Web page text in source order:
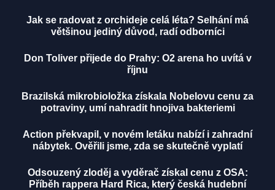
Jak se radovat z orchideje celá léta? Selhání má
většinou jediný důvod, radí odborníci
Don Toliver přijede do Prahy: O2 arena ho uvítá v
říjnu
Brazilská mikrobioložka získala Nobelovu cenu za
potraviny, umí nahradit hnojiva bakteriemi
Action překvapil, v novém letáku nabízí i zahradní
nábytek. Ověřili jsme, zda se skutečně vyplatí
Odsouzený zloděj a vyděrač získal cenu z OSA:
Příběh rappera Hard Rica, který česká hudební